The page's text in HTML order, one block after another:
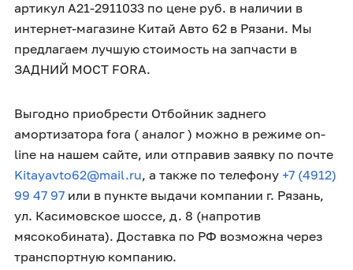
артикул A21-2911033 по цене руб. в наличии в
интернет-магазине Китай Авто 62 в Рязани. Мы
предлагаем лучшую стоимость на запчасти в
ЗАДНИЙ МОСТ FORA.
Выгодно приобрести Отбойник заднего
амортизатора fora ( аналог ) можно в режиме on-
line на нашем сайте, или отправив заявку по почте
Kitayavto62@mail.ru, а также по телефону +7 (4912)
99 47 97 или в пункте выдачи компании г. Рязань,
ул. Касимовское шоссе, д. 8 (напротив
мясокобината). Доставка по РФ возможна через
транспортную компанию.